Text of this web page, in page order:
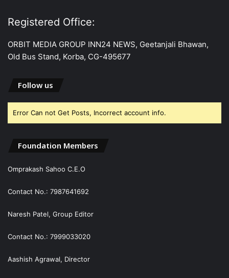
Registered Office:
ORBIT MEDIA GROUP INN24 NEWS, Geetanjali Bhawan,
Old Bus Stand, Korba, CG-495677
Follow us
Error Can not Get Posts, Incorrect account info.
Foundation Members
Omprakash Sahoo C.E.O
Contact No.: 7987641692
Naresh Patel, Group Editor
Contact No.: 7999033020
Aashish Agrawal, Director